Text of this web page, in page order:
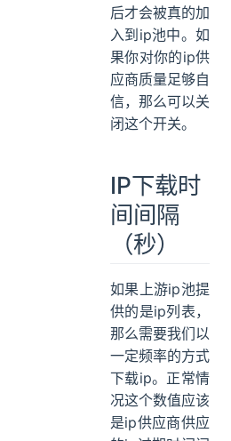
后才会被真的加
入到ip池中。如
果你对你的ip供
应商质量足够自
信，那么可以关
闭这个开关。
IP下载时
间间隔
（秒）
如果上游ip池提
供的是ip列表，
那么需要我们以
一定频率的方式
下载ip。正常情
况这个数值应该
是ip供应商供应